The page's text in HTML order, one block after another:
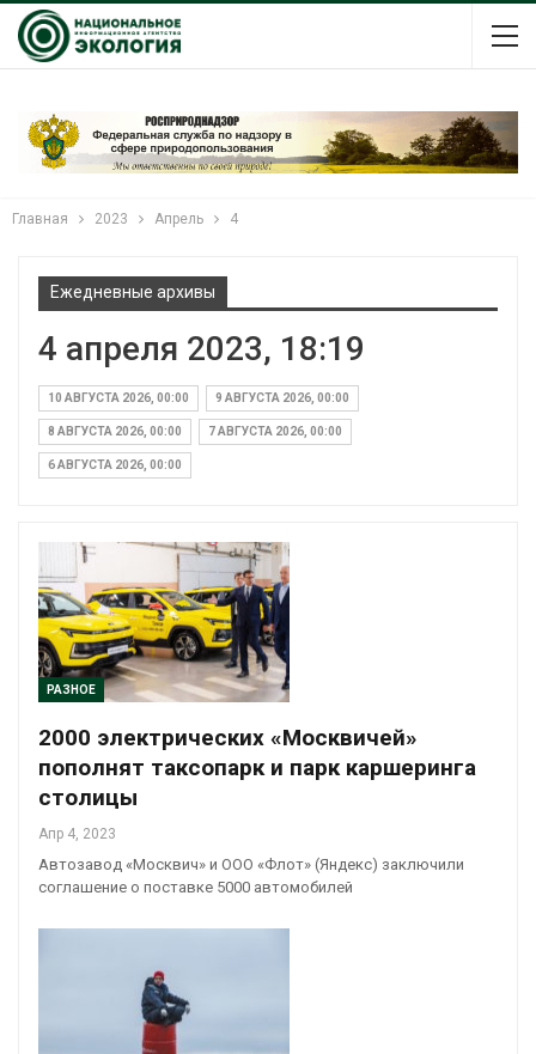
Главная 2023 Апрель 4
Ежедневные архивы
4 апреля 2023, 18:19
10 АВГУСТА 2026, 00:00 9 АВГУСТА 2026, 00:00
8 АВГУСТА 2026, 00:00 7 АВГУСТА 2026, 00:00
6 АВГУСТА 2026, 00:00
РАЗНОЕ
2000 электрических «Москвичей»
пополнят таксопарк и парк каршеринга
столицы
Апр 4, 2023
Автозавод «Москвич» и ООО «Флот» (Яндекс) заключили
соглашение о поставке 5000 автомобилей